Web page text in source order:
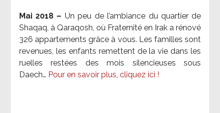
Mai 2018 – Un peu de l’ambiance du quartier de
Shaqaq, à Qaraqosh, où Fraternité en Irak a rénové
326 appartements grâce à vous. Les familles sont
revenues, les enfants remettent de la vie dans les
ruelles restées des mois silencieuses sous
Daech… Pour en savoir plus, cliquez ici !